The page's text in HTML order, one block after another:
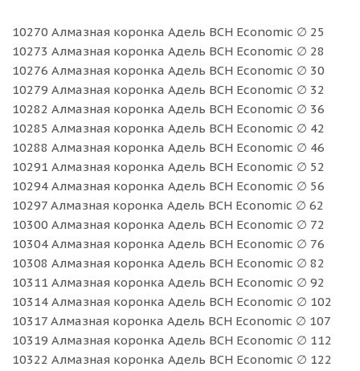
10270 Алмазная коронка Адель BCH Economic ∅ 25
10273 Алмазная коронка Адель BCH Economic ∅ 28
10276 Алмазная коронка Адель BCH Economic ∅ 30
10279 Алмазная коронка Адель BCH Economic ∅ 32
10282 Алмазная коронка Адель BCH Economic ∅ 36
10285 Алмазная коронка Адель BCH Economic ∅ 42
10288 Алмазная коронка Адель BCH Economic ∅ 46
10291 Алмазная коронка Адель BCH Economic ∅ 52
10294 Алмазная коронка Адель BCH Economic ∅ 56
10297 Алмазная коронка Адель BCH Economic ∅ 62
10300 Алмазная коронка Адель BCH Economic ∅ 72
10304 Алмазная коронка Адель BCH Economic ∅ 76
10308 Алмазная коронка Адель BCH Economic ∅ 82
10311 Алмазная коронка Адель BCH Economic ∅ 92
10314 Алмазная коронка Адель BCH Economic ∅ 102
10317 Алмазная коронка Адель BCH Economic ∅ 107
10319 Алмазная коронка Адель BCH Economic ∅ 112
10322 Алмазная коронка Адель BCH Economic ∅ 122